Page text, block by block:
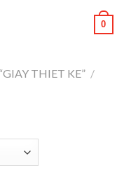
0
THIET KE” /